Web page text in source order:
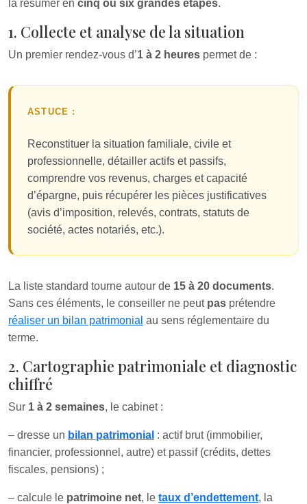
la résumer en cinq ou six grandes étapes.
1. Collecte et analyse de la situation
Un premier rendez-vous d’1 à 2 heures permet de :
ASTUCE :
Reconstituer la situation familiale, civile et
professionnelle, détailler actifs et passifs,
comprendre vos revenus, charges et capacité
d’épargne, puis récupérer les pièces justificatives
(avis d’imposition, relevés, contrats, statuts de
société, actes notariés, etc.).
La liste standard tourne autour de 15 à 20 documents.
Sans ces éléments, le conseiller ne peut pas prétendre
réaliser un bilan patrimonial au sens réglementaire du
terme.
2. Cartographie patrimoniale et diagnostic
chiffré
Sur 1 à 2 semaines, le cabinet :
– dresse un bilan patrimonial : actif brut (immobilier,
financier, professionnel, autre) et passif (crédits, dettes
fiscales, pensions) ;
– calcule le patrimoine net, le taux d’endettement, la